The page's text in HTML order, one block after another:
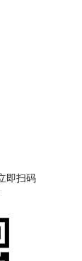
即扫码